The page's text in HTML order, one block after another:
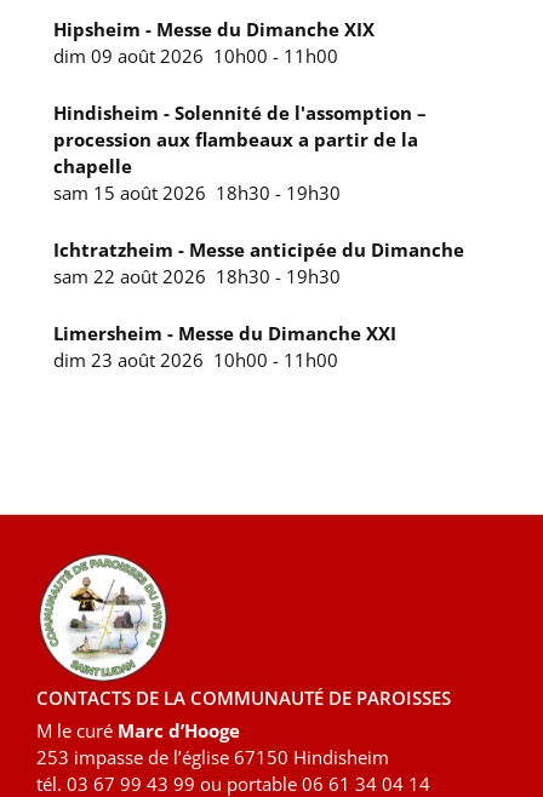
Hipsheim - Messe du Dimanche XIX
dim 09 août 2026 10h00 - 11h00
Hindisheim - Solennité de l'assomption –
procession aux flambeaux a partir de la
chapelle
sam 15 août 2026 18h30 - 19h30
Ichtratzheim - Messe anticipée du Dimanche
sam 22 août 2026 18h30 - 19h30
Limersheim - Messe du Dimanche XXI
dim 23 août 2026 10h00 - 11h00
CONTACTS DE LA COMMUNAUTÉ DE PAROISSES
M le curé Marc d’Hooge
253 impasse de l’église 67150 Hindisheim
tél. 03 67 99 43 99 ou portable 06 61 34 04 14